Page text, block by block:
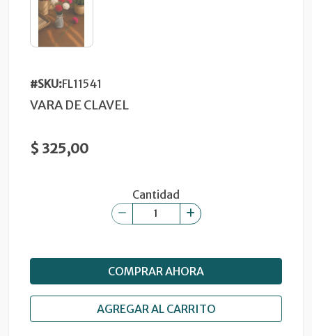
#SKU:FL11541
VARA DE CLAVEL
$ 325,00
Cantidad
COMPRAR AHORA
AGREGAR AL CARRITO